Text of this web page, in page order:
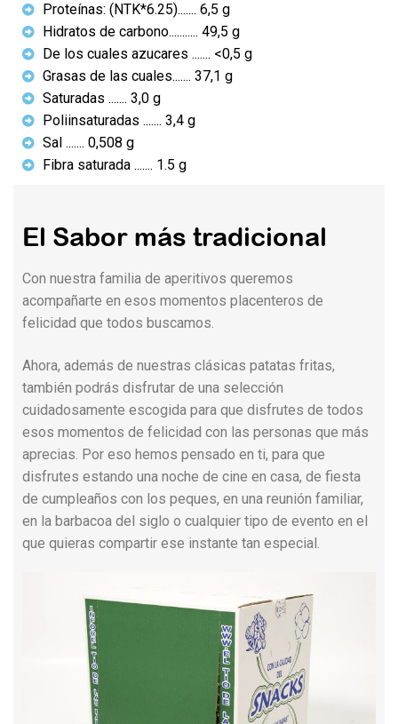
Proteínas: (NTK*6.25)....... 6,5 g
Hidratos de carbono........... 49,5 g
De los cuales azucares ....... <0,5 g
Grasas de las cuales....... 37,1 g
Saturadas ....... 3,0 g
Poliinsaturadas ....... 3,4 g
Sal ....... 0,508 g
Fibra saturada ....... 1.5 g
El Sabor más tradicional
Con nuestra familia de aperitivos queremos
acompañarte en esos momentos placenteros de
felicidad que todos buscamos.
Ahora, además de nuestras clásicas patatas fritas,
también podrás disfrutar de una selección
cuidadosamente escogida para que disfrutes de todos
esos momentos de felicidad con las personas que más
aprecias. Por eso hemos pensado en ti, para que
disfrutes estando una noche de cine en casa, de fiesta
de cumpleaños con los peques, en una reunión familiar,
en la barbacoa del siglo o cualquier tipo de evento en el
que quieras compartir ese instante tan especial.